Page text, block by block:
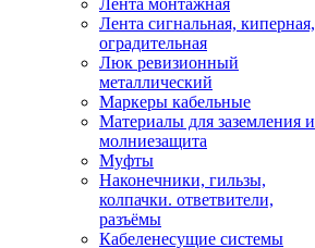
Лента монтажная
Лента сигнальная, киперная,
оградительная
Люк ревизионный
металлический
Маркеры кабельные
Материалы для заземления и
молниезащита
Муфты
Наконечники, гильзы,
колпачки. ответвители,
разъёмы
Кабеленесущие системы